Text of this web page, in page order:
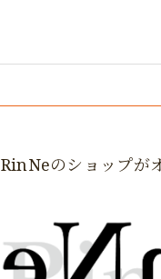
RinNeのショップが